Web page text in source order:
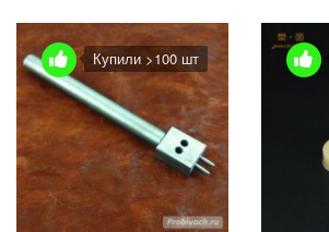
Купили >100 шт